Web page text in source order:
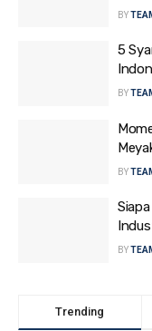
BY
5
BY
BY
BY
Trending